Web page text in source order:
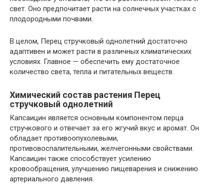
свет. Оно предпочитает расти на солнечных участках с
плодородными почвами.
В целом, Перец стручковый однолетний достаточно
адаптивен и может расти в различных климатических
условиях. Главное — обеспечить ему достаточное
количество света, тепла и питательных веществ.
Химический состав растения Перец
стручковый однолетний
Капсаицин является основным компонентом перца
стручкового и отвечает за его жгучий вкус и аромат. Он
обладает противоопухолевыми,
противовоспалительными, желчегонными свойствами.
Капсаицин также способствует усилению
кровообращения, улучшению пищеварения и снижению
артериального давления.